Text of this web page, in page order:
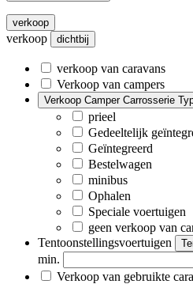
verkoop
verkoop dichtbij
verkoop van caravans
Verkoop van campers
Verkoop Camper Carrosserie
prieel
Gedeeltelijk
Geïntegreerd
Bestelwagen
minibus
Ophalen
Speciale voertuigen
geen verkoop van
Tentoonstellingsvoertuigen
min.
Verkoop van gebruikte